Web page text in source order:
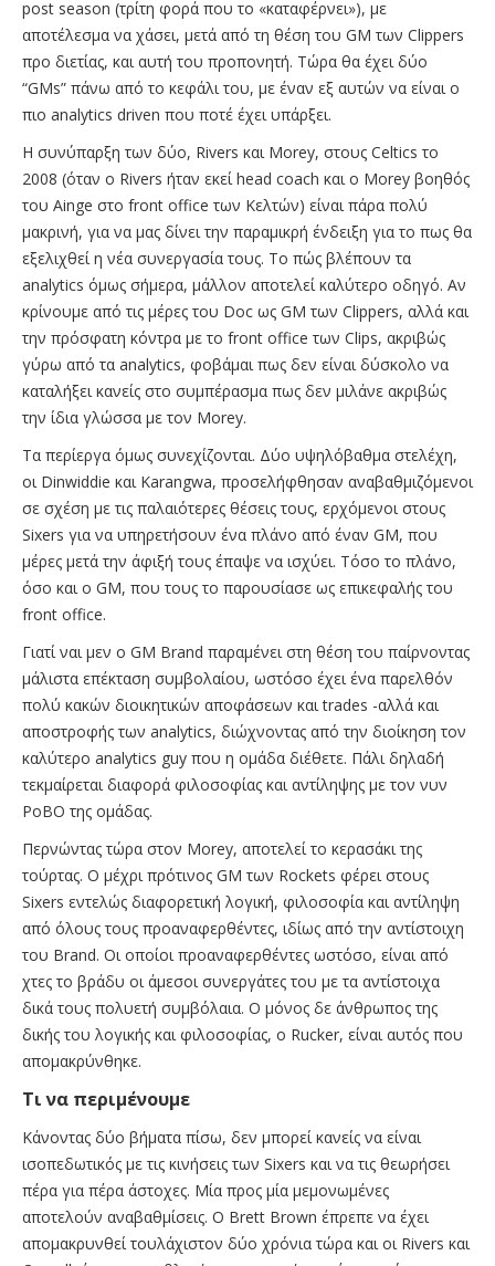
post season (τρίτη φορά που το «καταφέρνει»), με
αποτέλεσμα να χάσει, μετά από τη θέση του GM των Clippers
προ διετίας, και αυτή του προπονητή. Τώρα θα έχει δύο
“GMs” πάνω από το κεφάλι του, με έναν εξ αυτών να είναι ο
πιο analytics driven που ποτέ έχει υπάρξει.
Η συνύπαρξη των δύο, Rivers και Morey, στους Celtics το
2008 (όταν ο Rivers ήταν εκεί head coach και ο Morey βοηθός
του Ainge στο front office των Κελτών) είναι πάρα πολύ
μακρινή, για να μας δίνει την παραμικρή ένδειξη για το πως θα
εξελιχθεί η νέα συνεργασία τους. Το πώς βλέπουν τα
analytics όμως σήμερα, μάλλον αποτελεί καλύτερο οδηγό. Αν
κρίνουμε από τις μέρες του Doc ως GM των Clippers, αλλά και
την πρόσφατη κόντρα με το front office των Clips, ακριβώς
γύρω από τα analytics, φοβάμαι πως δεν είναι δύσκολο να
καταλήξει κανείς στο συμπέρασμα πως δεν μιλάνε ακριβώς
την ίδια γλώσσα με τον Morey.
Τα περίεργα όμως συνεχίζονται. Δύο υψηλόβαθμα στελέχη,
οι Dinwiddie και Karangwa, προσελήφθησαν αναβαθμιζόμενοι
σε σχέση με τις παλαιότερες θέσεις τους, ερχόμενοι στους
Sixers για να υπηρετήσουν ένα πλάνο από έναν GM, που
μέρες μετά την άφιξή τους έπαψε να ισχύει. Τόσο το πλάνο,
όσο και ο GM, που τους το παρουσίασε ως επικεφαλής του
front office.
Γιατί ναι μεν ο GM Brand παραμένει στη θέση του παίρνοντας
μάλιστα επέκταση συμβολαίου, ωστόσο έχει ένα παρελθόν
πολύ κακών διοικητικών αποφάσεων και trades -αλλά και
αποστροφής των analytics, διώχνοντας από την διοίκηση τον
καλύτερο analytics guy που η ομάδα διέθετε. Πάλι δηλαδή
τεκμαίρεται διαφορά φιλοσοφίας και αντίληψης με τον νυν
PoBO της ομάδας.
Περνώντας τώρα στον Morey, αποτελεί το κερασάκι της
τούρτας. Ο μέχρι πρότινος GM των Rockets φέρει στους
Sixers εντελώς διαφορετική λογική, φιλοσοφία και αντίληψη
από όλους τους προαναφερθέντες, ιδίως από την αντίστοιχη
του Brand. Οι οποίοι προαναφερθέντες ωστόσο, είναι από
χτες το βράδυ οι άμεσοι συνεργάτες του με τα αντίστοιχα
δικά τους πολυετή συμβόλαια. Ο μόνος δε άνθρωπος της
δικής του λογικής και φιλοσοφίας, ο Rucker, είναι αυτός που
απομακρύνθηκε.
Τι να περιμένουμε
Κάνοντας δύο βήματα πίσω, δεν μπορεί κανείς να είναι
ισοπεδωτικός με τις κινήσεις των Sixers και να τις θεωρήσει
πέρα για πέρα άστοχες. Μία προς μία μεμονωμένες
αποτελούν αναβαθμίσεις. Ο Brett Brown έπρεπε να έχει
απομακρυνθεί τουλάχιστον δύο χρόνια τώρα και οι Rivers και